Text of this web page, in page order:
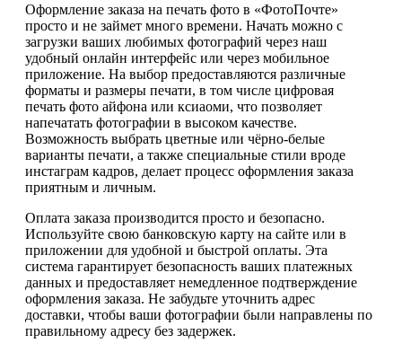
Оформление заказа на печать фото в «ФотоПочте»
просто и не займет много времени. Начать можно с
загрузки ваших любимых фотографий через наш
удобный онлайн интерфейс или через мобильное
приложение. На выбор предоставляются различные
форматы и размеры печати, в том числе цифровая
печать фото айфона или ксиаоми, что позволяет
напечатать фотографии в высоком качестве.
Возможность выбрать цветные или чёрно-белые
варианты печати, а также специальные стили вроде
инстаграм кадров, делает процесс оформления заказа
приятным и личным.
Оплата заказа производится просто и безопасно.
Используйте свою банковскую карту на сайте или в
приложении для удобной и быстрой оплаты. Эта
система гарантирует безопасность ваших платежных
данных и предоставляет немедленное подтверждение
оформления заказа. Не забудьте уточнить адрес
доставки, чтобы ваши фотографии были направлены по
правильному адресу без задержек.